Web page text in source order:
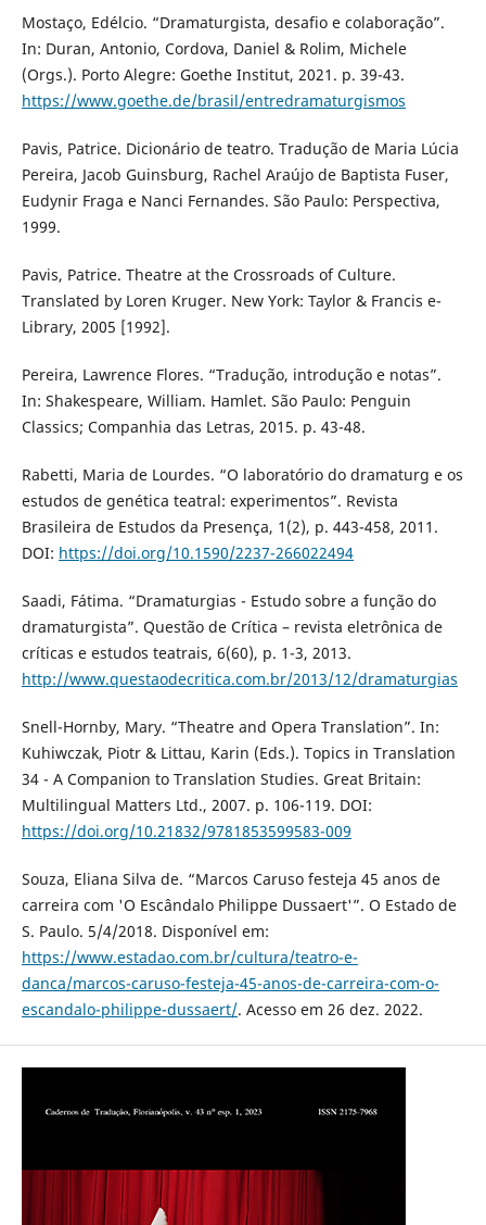
Mostaço, Edélcio. “Dramaturgista, desafio e colaboração”.
In: Duran, Antonio, Cordova, Daniel & Rolim, Michele
(Orgs.). Porto Alegre: Goethe Institut, 2021. p. 39-43.
https://www.goethe.de/brasil/entredramaturgismos
Pavis, Patrice. Dicionário de teatro. Tradução de Maria Lúcia
Pereira, Jacob Guinsburg, Rachel Araújo de Baptista Fuser,
Eudynir Fraga e Nanci Fernandes. São Paulo: Perspectiva,
1999.
Pavis, Patrice. Theatre at the Crossroads of Culture.
Translated by Loren Kruger. New York: Taylor & Francis e-
Library, 2005 [1992].
Pereira, Lawrence Flores. “Tradução, introdução e notas”.
In: Shakespeare, William. Hamlet. São Paulo: Penguin
Classics; Companhia das Letras, 2015. p. 43-48.
Rabetti, Maria de Lourdes. “O laboratório do dramaturg e os
estudos de genética teatral: experimentos”. Revista
Brasileira de Estudos da Presença, 1(2), p. 443-458, 2011.
DOI: https://doi.org/10.1590/2237-266022494
Saadi, Fátima. “Dramaturgias - Estudo sobre a função do
dramaturgista”. Questão de Crítica – revista eletrônica de
críticas e estudos teatrais, 6(60), p. 1-3, 2013.
http://www.questaodecritica.com.br/2013/12/dramaturgias
Snell-Hornby, Mary. “Theatre and Opera Translation”. In:
Kuhiwczak, Piotr & Littau, Karin (Eds.). Topics in Translation
34 - A Companion to Translation Studies. Great Britain:
Multilingual Matters Ltd., 2007. p. 106-119. DOI:
https://doi.org/10.21832/9781853599583-009
Souza, Eliana Silva de. “Marcos Caruso festeja 45 anos de
carreira com 'O Escândalo Philippe Dussaert'”. O Estado de
S. Paulo. 5/4/2018. Disponível em:
https://www.estadao.com.br/cultura/teatro-e-
danca/marcos-caruso-festeja-45-anos-de-carreira-com-o-
escandalo-philippe-dussaert/. Acesso em 26 dez. 2022.